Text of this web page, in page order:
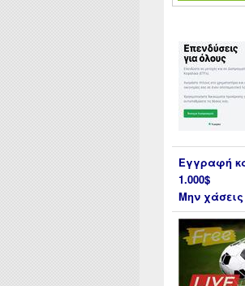
Εγγραφή
1.000$
Μην